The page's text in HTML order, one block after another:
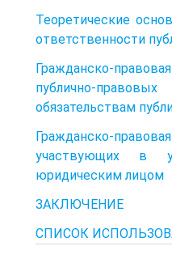
Теоретические
ответственности
Гражданско-
публично-
обязательствам
Гражданско-
участвующих в
юридическим лицом
ЗАКЛЮЧЕНИЕ
СПИСОК